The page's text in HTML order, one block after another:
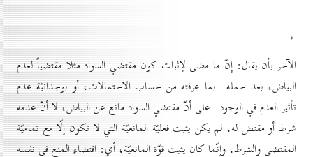
→
الآخر بأن يقال: إنّ ما مضى لإثبات كون مقتضي السواد مثلا مقتضياً لعدم
البياض، بعد حمله ـ بما عرفته من حساب الاحتمالات، أو بوجدانيّة عدم
تأثير العدم في الوجود ـ على أنّ مقتضي السواد مانع عن البياض، لا أنّ عدمه
شرط أو مقتض له، لم يكن يثبت فعليّة المانعيّة التي لا تكون إلّا مع تماميّة
المقتضي والشرط، وإنّما كان يثبت قوّة المانعيّة، أي: اقتضاء المنع في نفسه